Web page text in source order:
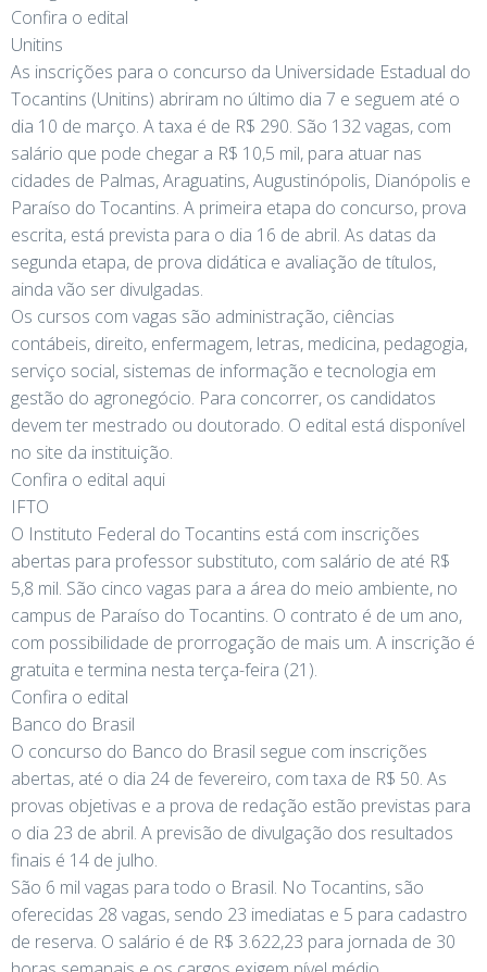
Confira o edital
Unitins
As inscrições para o concurso da Universidade Estadual do
Tocantins (Unitins) abriram no último dia 7 e seguem até o
dia 10 de março. A taxa é de R$ 290. São 132 vagas, com
salário que pode chegar a R$ 10,5 mil, para atuar nas
cidades de Palmas, Araguatins, Augustinópolis, Dianópolis e
Paraíso do Tocantins. A primeira etapa do concurso, prova
escrita, está prevista para o dia 16 de abril. As datas da
segunda etapa, de prova didática e avaliação de títulos,
ainda vão ser divulgadas.
Os cursos com vagas são administração, ciências
contábeis, direito, enfermagem, letras, medicina, pedagogia,
serviço social, sistemas de informação e tecnologia em
gestão do agronegócio. Para concorrer, os candidatos
devem ter mestrado ou doutorado. O edital está disponível
no site da instituição.
Confira o edital aqui
IFTO
O Instituto Federal do Tocantins está com inscrições
abertas para professor substituto, com salário de até R$
5,8 mil. São cinco vagas para a área do meio ambiente, no
campus de Paraíso do Tocantins. O contrato é de um ano,
com possibilidade de prorrogação de mais um. A inscrição é
gratuita e termina nesta terça-feira (21).
Confira o edital
Banco do Brasil
O concurso do Banco do Brasil segue com inscrições
abertas, até o dia 24 de fevereiro, com taxa de R$ 50. As
provas objetivas e a prova de redação estão previstas para
o dia 23 de abril. A previsão de divulgação dos resultados
finais é 14 de julho.
São 6 mil vagas para todo o Brasil. No Tocantins, são
oferecidas 28 vagas, sendo 23 imediatas e 5 para cadastro
de reserva. O salário é de R$ 3.622,23 para jornada de 30